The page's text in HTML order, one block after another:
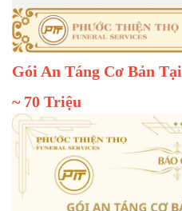
Gói An Táng Cơ Bản
~ 70 Triệu